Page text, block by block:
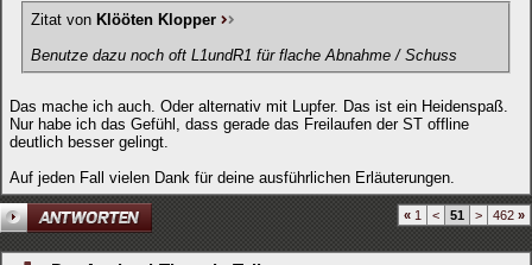
Zitat von Klööten Klopper
Benutze dazu noch oft L1undR1 für flache Abnahme / Schuss
Das mache ich auch. Oder alternativ mit Lupfer. Das ist ein Heidenspaß.
Nur habe ich das Gefühl, dass gerade das Freilaufen der ST offline
deutlich besser gelingt.
Auf jeden Fall vielen Dank für deine ausführlichen Erläuterungen.
« 1 < 51 > 462 »